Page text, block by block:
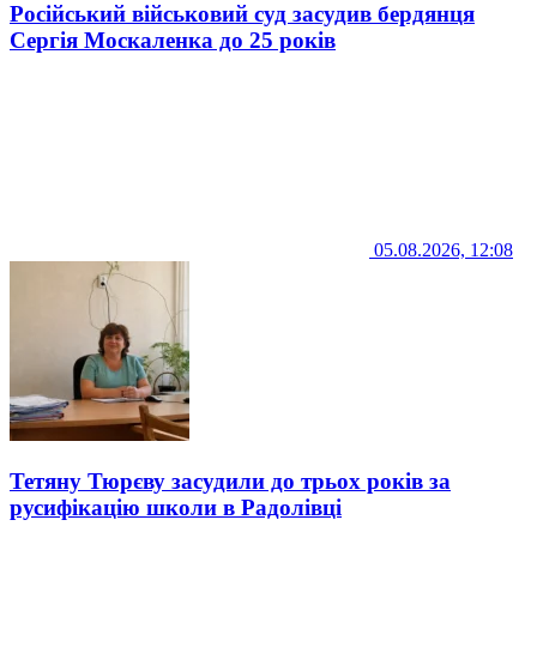
Російський військовий суд засудив бердянця
Сергія Москаленка до 25 років
05.08.2026, 12:08
Тетяну Тюрєву засудили до трьох років за
русифікацію школи в Радолівці